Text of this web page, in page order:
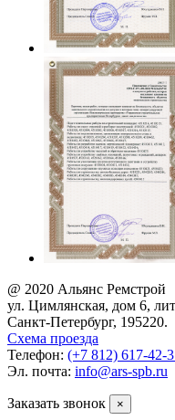
@ 2020 Альянс Ремстрой
ул. Цимлянская, дом 6,
Санкт-Петербург, 195220.
Схема проезда
Телефон: (+7 812) 617-42-
Эл. почта: info@ars-spb.ru
Заказать звонок ×